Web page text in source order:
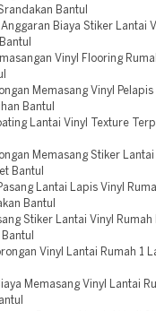
Bantul
Biaya Stiker Lantai
Vinyl Flooring
Memasang Vinyl Pelapis
Bantul
Lantai Vinyl Texture
Memasang Stiker Lantai
Bantul
Lantai Lapis Vinyl
Bantul
Stiker Lantai Vinyl Rumah
Vinyl Lantai Rumah 1
Memasang Vinyl Lantai